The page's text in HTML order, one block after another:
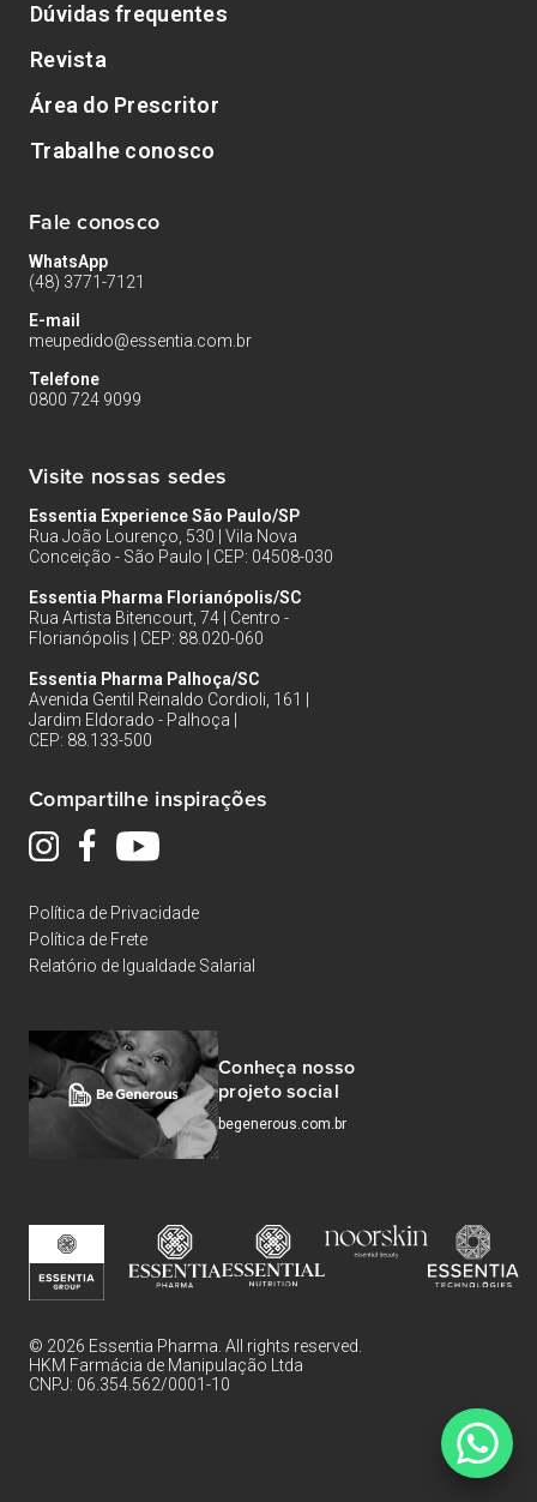
Dúvidas frequentes
Revista
Área do Prescritor
Trabalhe conosco
Fale conosco
WhatsApp
(48) 3771-7121
E-mail
meupedido@essentia.com.br
Telefone
0800 724 9099
Visite nossas sedes
Essentia Experience São Paulo/SP
Rua João Lourenço, 530 | Vila Nova
Conceição - São Paulo | CEP: 04508-030
Essentia Pharma Florianópolis/SC
Rua Artista Bitencourt, 74 | Centro -
Florianópolis | CEP: 88.020-060
Essentia Pharma Palhoça/SC
Avenida Gentil Reinaldo Cordioli, 161 |
Jardim Eldorado - Palhoça |
CEP: 88.133-500
Compartilhe inspirações
Política de Privacidade
Política de Frete
Relatório de Igualdade Salarial
Conheça nosso
projeto social
begenerous.com.br
© 2026 Essentia Pharma. All rights reserved.
HKM Farmácia de Manipulação Ltda
CNPJ: 06.354.562/0001-10